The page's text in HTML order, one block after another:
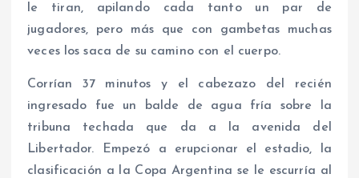
le tiran, apilando cada tanto un par de
jugadores, pero más que con gambetas muchas
veces los saca de su camino con el cuerpo.
Corrían 37 minutos y el cabezazo del recién
ingresado fue un balde de agua fría sobre la
tribuna techada que da a la avenida del
Libertador. Empezó a erupcionar el estadio, la
clasificación a la Copa Argentina se le escurría al